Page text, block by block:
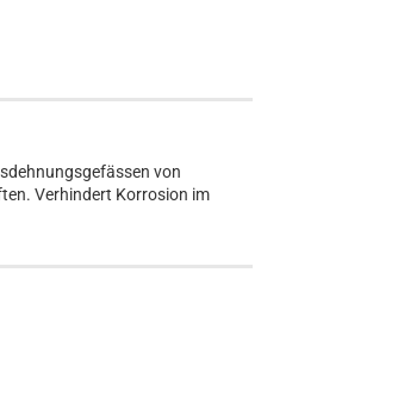
von
Verhindert Korrosion im